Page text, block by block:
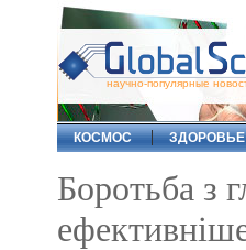
научно-популярные
КОСМОС
ЗДОРОВЬЕ
Боротьба з